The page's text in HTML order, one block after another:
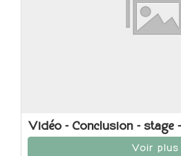
Vidéo - Conclusion - stage
Voir plus